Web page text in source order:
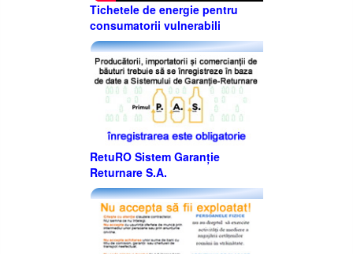
Tichetele de energie pentru
consumatorii vulnerabili
RetuRO Sistem Garanție
Returnare S.A.